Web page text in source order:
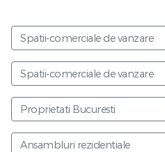
Spatii-comerciale de vanzare
Spatii-comerciale de vanzare
Proprietati Bucuresti
Ansambluri rezidentiale